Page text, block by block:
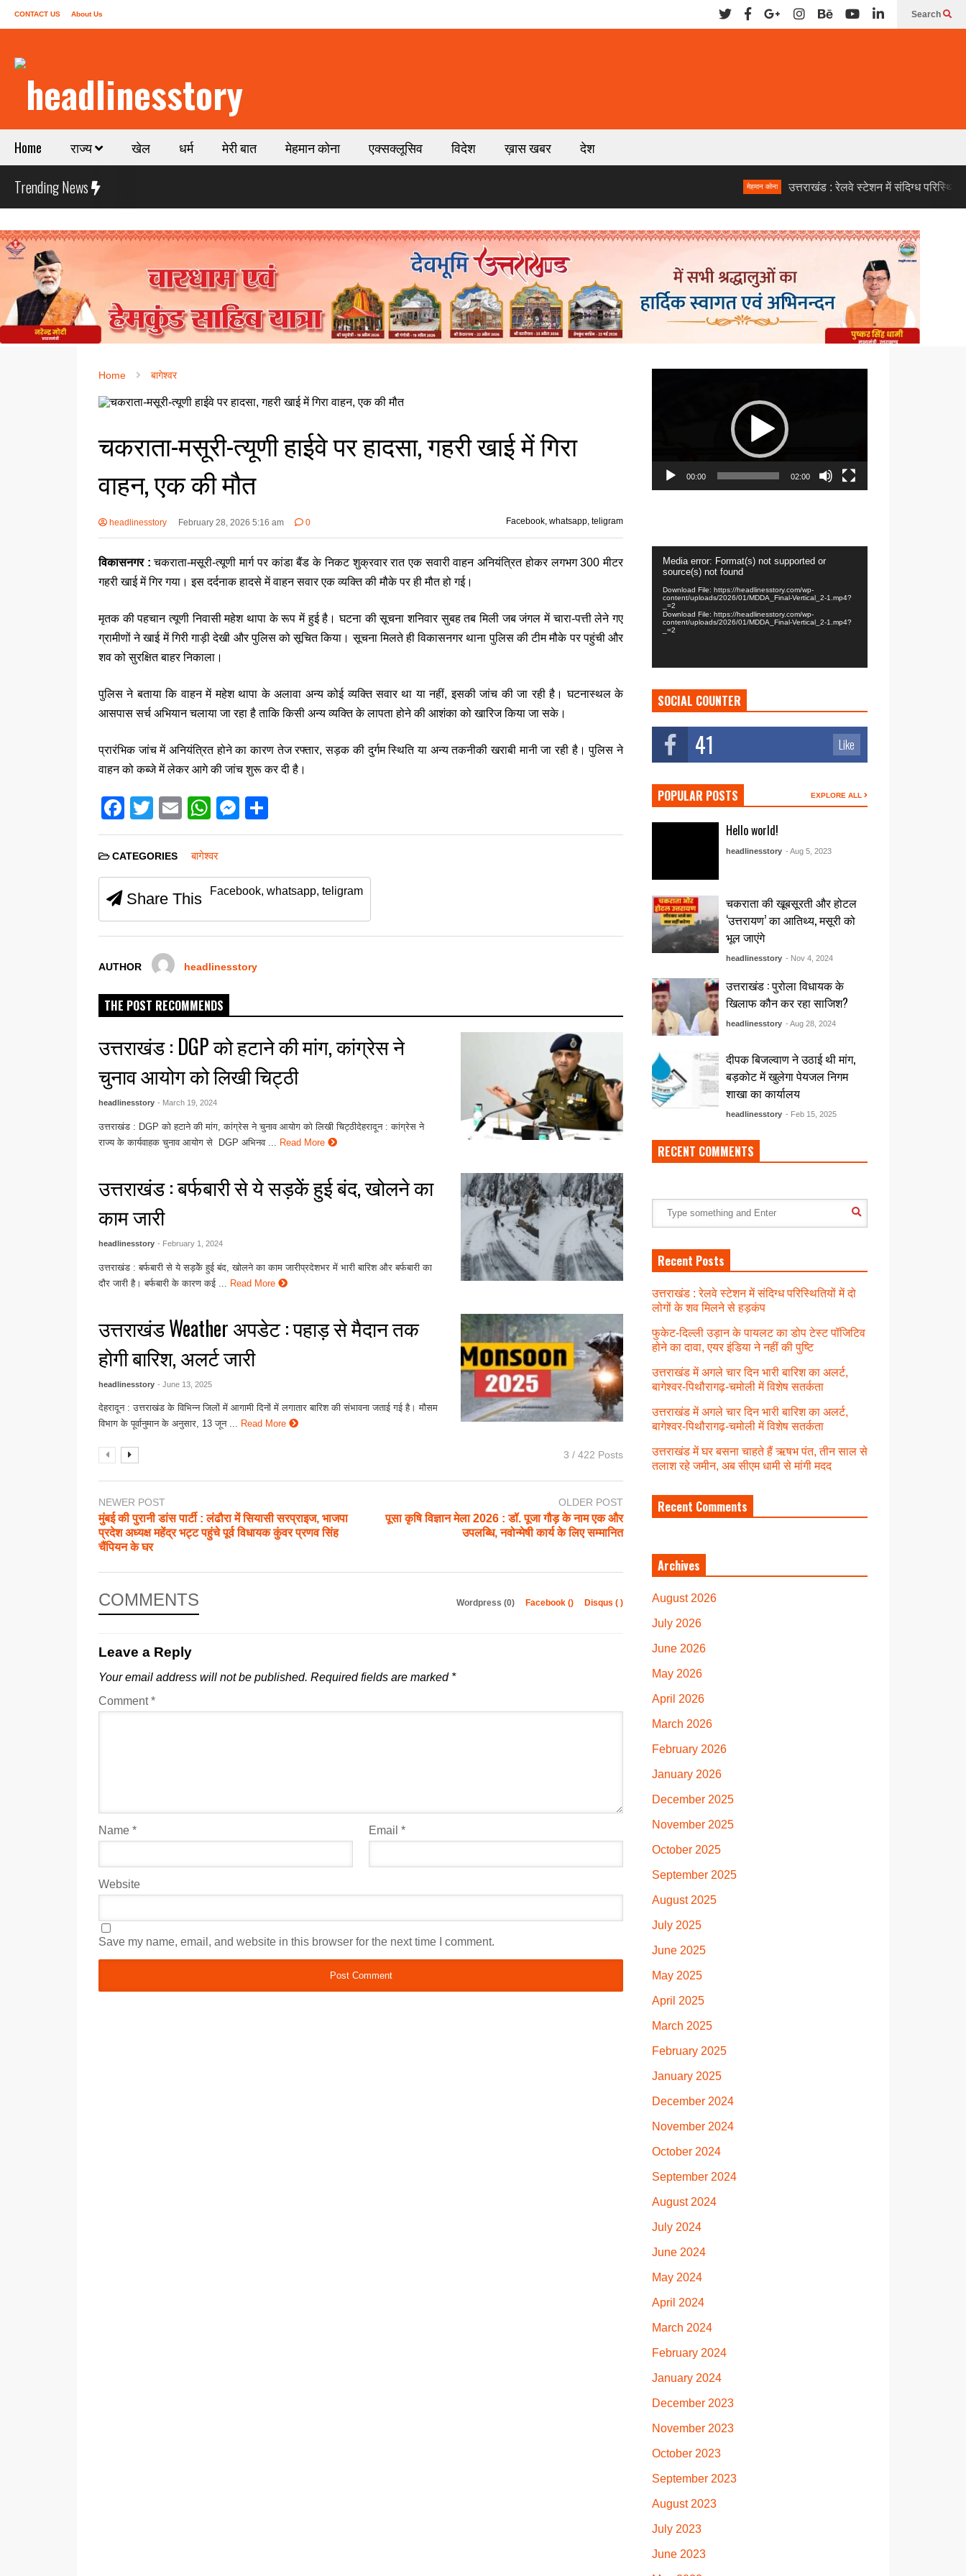
CONTACT US About Us Search
Home राज्य खेल धर्म मेरी बात मेहमान कोना एक्सक्लूसिव विदेश ख़ास खबर देश
Trending News उत्तराखंड : रेलवे स्टेशन में संदिग्ध परिस्थितियों में दो
Home बागेश्वर
चकराता-मसूरी-त्यूणी हाईवे पर हादसा, गहरी खाई में गिरा
वाहन, एक की मौत
headlinesstory February 28, 2026 5:16 am 0 Facebook, whatsapp, teligram
विकासनगर : चकराता-मसूरी-त्यूणी मार्ग पर कांडा बैंड के निकट शुक्रवार रात एक सवारी वाहन अनियंत्रित होकर लगभग 300 मीटर
गहरी खाई में गिर गया। इस दर्दनाक हादसे में वाहन सवार एक व्यक्ति की मौके पर ही मौत हो गई।
मृतक की पहचान त्यूणी निवासी महेश थापा के रूप में हुई है। घटना की सूचना शनिवार सुबह तब मिली जब जंगल में चारा-पत्ती लेने गए
ग्रामीणों ने खाई में गिरी गाड़ी देखी और पुलिस को सूचित किया। सूचना मिलते ही विकासनगर थाना पुलिस की टीम मौके पर पहुंची और
शव को सुरक्षित बाहर निकाला।
पुलिस ने बताया कि वाहन में महेश थापा के अलावा अन्य कोई व्यक्ति सवार था या नहीं, इसकी जांच की जा रही है। घटनास्थल के
आसपास सर्च अभियान चलाया जा रहा है ताकि किसी अन्य व्यक्ति के लापता होने की आशंका को खारिज किया जा सके।
प्रारंभिक जांच में अनियंत्रित होने का कारण तेज रफ्तार, सड़क की दुर्गम स्थिति या अन्य तकनीकी खराबी मानी जा रही है। पुलिस ने
वाहन को कब्जे में लेकर आगे की जांच शुरू कर दी है।
F
a
c
e
b
o
k
T
wi
tt
er
E
m
ail
W
h
at
s
A
p
M
e
e
n
g
h
e
CATEGORIES बागेश्वर
Share This Facebook, whatsapp, teligram
AUTHOR headlinesstory
THE POST RECOMMENDS
उत्तराखंड : DGP को हटाने की मांग, कांग्रेस ने
चुनाव आयोग को लिखी चिट्ठी
headlinesstory - March 19, 2024
उत्तराखंड : DGP को हटाने की मांग, कांग्रेस ने चुनाव आयोग को लिखी चिट्ठीदेहरादून : कांग्रेस ने
राज्य के कार्यवाहक चुनाव आयोग से DGP अभिनव ...
Read More
उत्तराखंड : बर्फबारी से ये सड़केें हुई बंद, खोलने का
काम जारी
headlinesstory - February 1, 2024
उत्तराखंड : बर्फबारी से ये सड़केें हुई बंद, खोलने का काम जारीप्रदेशभर में भारी बारिश और बर्फबारी का
दौर जारी है। बर्फबारी के कारण कई ...
Read More
उत्तराखंड Weather अपडेट : पहाड़ से मैदान तक
होगी बारिश, अलर्ट जारी
headlinesstory - June 13, 2025
देहरादून : उत्तराखंड के विभिन्न जिलों में आगामी दिनों में लगातार बारिश की संभावना जताई गई है। मौसम
विभाग के पूर्वानुमान के अनुसार, 13 जून ... Read More
3 / 422 Posts
NEWER POST
मुंबई की पुरानी डांस पार्टी : लंढौरा में सियासी सरप्राइज, भाजपा
प्रदेश अध्यक्ष महेंद्र भट्ट पहुंचे पूर्व विधायक कुंवर प्रणव सिंह
चैंपियन के घर
OLDER POST
पूसा कृषि विज्ञान मेला 2026 : डॉ. पूजा गौड़ के नाम एक और
उपलब्धि, नवोन्मेषी कार्य के लिए सम्मानित
COMMENTS Wordpress (0) Facebook () Disqus ( )
Leave a Reply
Your email address will not be published. Required fields are marked *
Comment*
Name * Email *
Website
Save my name, email, and website in this browser for the next time I comment.
00:00 02:00
Player
Media error: Format(s) not supported or
source(s) not found
Download File: https://headlinesstory.com/wp-
content/uploads/2026/01/MDDA_Final-Vertical_2-1.mp4?
_=2
Download File: https://headlinesstory.com/wp-
content/uploads/2026/01/MDDA_Final-Vertical_2-1.mp4?
_=2
SOCIAL COUNTER
41 Like
POPULAR POSTS EXPLORE ALL
Hello world!
headlinesstory - Aug 5, 2023
चकराता की खूबसूरती और होटल
‘उत्तरायण’ का आतिथ्य, मसूरी को
भूल जाएंगे
headlinesstory - Nov 4, 2024
उत्तराखंड : पुरोला विधायक के
खिलाफ कौन कर रहा साजिश?
headlinesstory - Aug 28, 2024
दीपक बिजल्वाण ने उठाई थी मांग,
बड़कोट में खुलेगा पेयजल निगम
शाखा का कार्यालय
headlinesstory - Feb 15, 2025
RECENT COMMENTS
Recent Posts
उत्तराखंड : रेलवे स्टेशन में संदिग्ध परिस्थितियों में दो
लोगों के शव मिलने से हड़कंप
फुकेट-दिल्ली उड़ान के पायलट का डोप टेस्ट पॉजिटिव
होने का दावा, एयर इंडिया ने नहीं की पुष्टि
उत्तराखंड में अगले चार दिन भारी बारिश का अलर्ट,
बागेश्वर-पिथौरागढ़-चमोली में विशेष सतर्कता
उत्तराखंड में अगले चार दिन भारी बारिश का अलर्ट,
बागेश्वर-पिथौरागढ़-चमोली में विशेष सतर्कता
उत्तराखंड में घर बसना चाहते हैं ऋषभ पंत, तीन साल से
तलाश रहे जमीन, अब सीएम धामी से मांगी मदद
Recent Comments
Archives
August 2026
July 2026
June 2026
May 2026
April 2026
March 2026
February 2026
January 2026
December 2025
November 2025
October 2025
September 2025
August 2025
July 2025
June 2025
May 2025
April 2025
March 2025
February 2025
January 2025
December 2024
November 2024
October 2024
September 2024
August 2024
July 2024
June 2024
May 2024
April 2024
March 2024
February 2024
January 2024
December 2023
November 2023
October 2023
September 2023
August 2023
July 2023
June 2023